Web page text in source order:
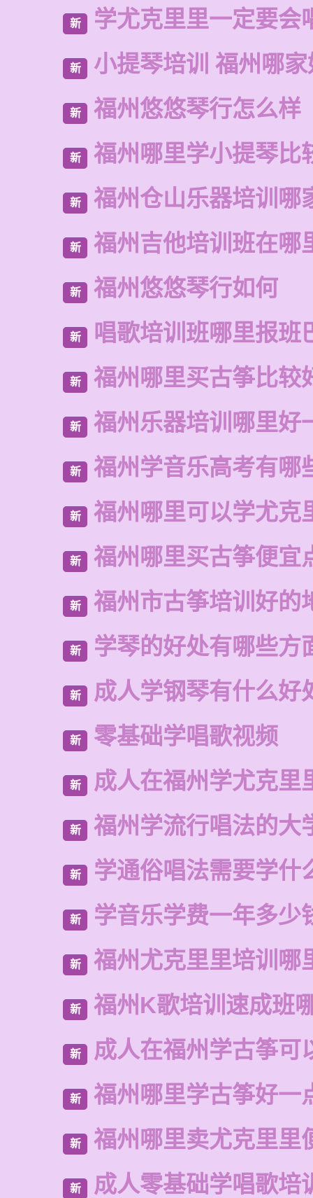
新 学尤克里里一定要会
新 小提琴培训 福州哪
新 福州悠悠琴行怎么样
新 福州哪里学小提琴比
新 福州仓山乐器培训哪
新 福州吉他培训班在哪
新 福州悠悠琴行如何
新 唱歌培训班哪里报班
新 福州哪里买古筝比较
新 福州乐器培训哪里好
新 福州学音乐高考有哪
新 福州哪里可以学尤克
新 福州哪里买古筝便宜
新 福州市古筝培训好的
新 学琴的好处有哪些方
新 成人学钢琴有什么好
新 零基础学唱歌视频
新 成人在福州学尤克里
新 福州学流行唱法的大
新 学通俗唱法需要学什
新 学音乐学费一年多少
新 福州尤克里里培训哪
新 福州K歌培训速成班
新 成人在福州学古筝可
新 福州哪里学古筝好一
新 福州哪里卖尤克里里
新 成人零基础学唱歌培